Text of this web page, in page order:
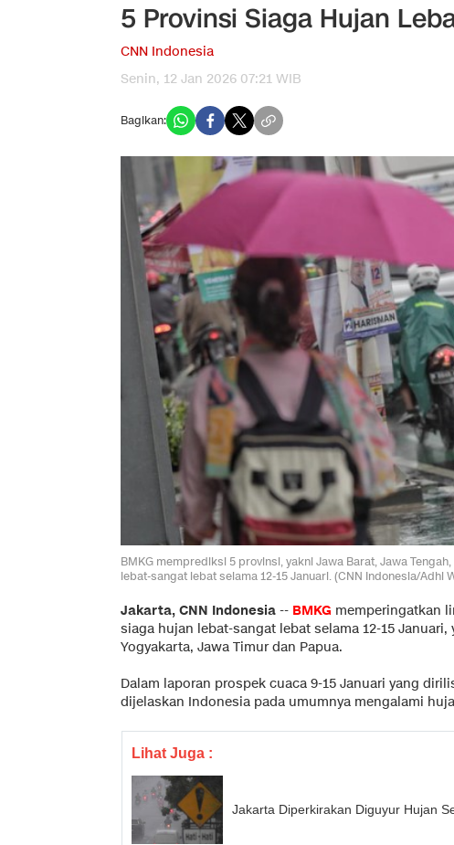
5 Provinsi Siaga Hujan
CNN Indonesia
Senin, 12 Jan 2026 07:21 WIB
Bagikan:
BMKG memprediksi 5 provinsi, yakni Jawa Barat, Jawa
lebat-sangat lebat selama 12-15 Januari. (CNN Indonesia/Adhi
Jakarta, CNN Indonesia -- BMKG memperingatkan
siaga hujan lebat-sangat lebat selama 12-15 Januari,
Yogyakarta, Jawa Timur dan Papua.
Dalam laporan prospek cuaca 9-15 Januari yang
dijelaskan Indonesia pada umumnya mengalami
Lihat Juga :
Jakarta Diperkirakan Diguyur Hujan